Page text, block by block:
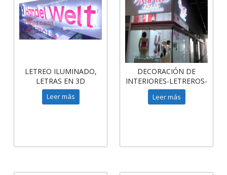
LETREO ILUMINADO,
LETRAS EN 3D
ACRILICO ILUMINADO
Leer más
DECORACIÓN DE
INTERIORES-LETREROS-
LETRAS ACRÍLICO CON
LED
Leer más